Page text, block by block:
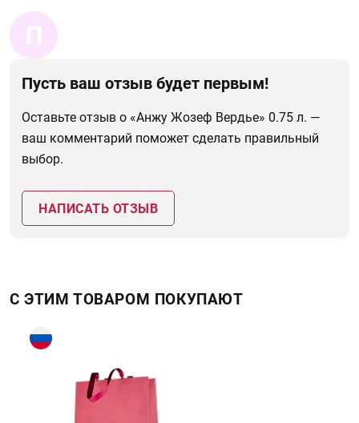
П
Пусть ваш отзыв будет первым!
Оставьте отзыв о «Анжу Жозеф Вердье» 0.75 л. —
ваш комментарий поможет сделать правильный
выбор.
НАПИСАТЬ ОТЗЫВ
С ЭТИМ ТОВАРОМ ПОКУПАЮТ